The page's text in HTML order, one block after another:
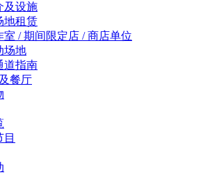
及设施
地租赁
室 / 期间限定店 / 商店单位
场地
道指南
餐厅
目